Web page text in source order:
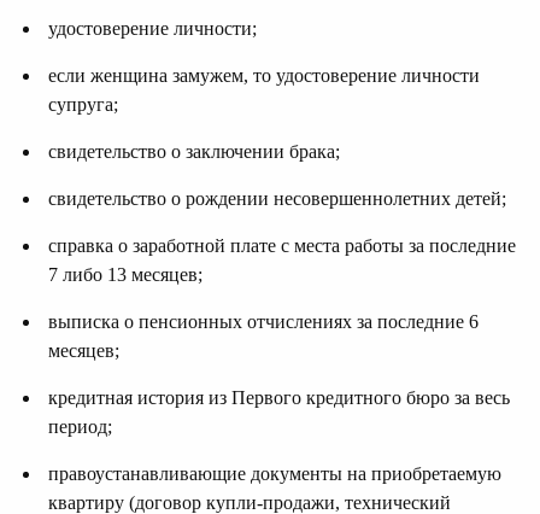
удостоверение личности;
если женщина замужем, то удостоверение личности
супруга;
свидетельство о заключении брака;
свидетельство о рождении несовершеннолетних детей;
справка о заработной плате с места работы за последние
7 либо 13 месяцев;
выписка о пенсионных отчислениях за последние 6
месяцев;
кредитная история из Первого кредитного бюро за весь
период;
правоустанавливающие документы на приобретаемую
квартиру (договор купли-продажи, технический